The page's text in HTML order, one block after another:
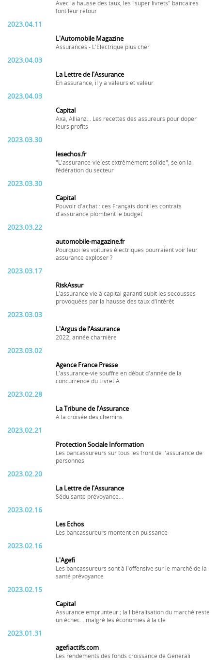
Avec la hausse des taux, les "super livrets" bancaires
font leur retour
2023.04.11
L'Automobile Magazine
Assurances - L'Electrique plus cher
2023.04.03
La Lettre de l'Assurance
En assurance, il y a valeurs et valeur
2023.04.03
Capital
Axa, Allianz... Les recettes des assureurs pour doper
leurs profits
2023.03.30
lesechos.fr
"L'assurance-vie est extrêmement solide", selon la
fédération du secteur
2023.03.30
Capital
Pouvoir d'achat : ces Français dont les contrats
d'assurance plombent le budget
2023.03.22
automobile-magazine.fr
Pourquoi les voitures électriques pourraient voir leur
assurance exploser ?
2023.03.17
RiskAssur
L'assurance vie à capital garanti subit les secousses
provoquées par la hausse des taux d'intérêt
2023.03.03
L'Argus de l'Assurance
2022, année charnière
2023.03.02
Agence France Presse
L'assurance-vie souffre en début d'année de la
concurrence du Livret A
2023.02.28
La Tribune de l'Assurance
A la croisée des chemins
2023.02.21
Protection Sociale Information
Les bancassureurs sur tous les front de l'assurance de
personnes
2023.02.20
La Lettre de l'Assurance
Séduisante prévoyance...
2023.02.16
Les Echos
Les bancassureurs montent en puissance
2023.02.16
L'Agefi
Les bancassureurs sont à l'offensive sur le marché de la
santé prévoyance
2023.02.15
Capital
Assurance emprunteur ; la libéralisation du marché reste
un échec... malgré les économies à la clé
2023.01.31
agefiactifs.com
Les rendements des fonds croissance de Generali